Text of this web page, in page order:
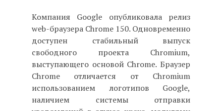
Компания Google опубликовала релиз
web-браузера Chrome 150. Одновременно
доступен стабильный выпуск
свободного проекта Chromium,
выступающего основой Chrome. Браузер
Chrome отличается от Chromium
использованием логотипов Google,
наличием системы отправки